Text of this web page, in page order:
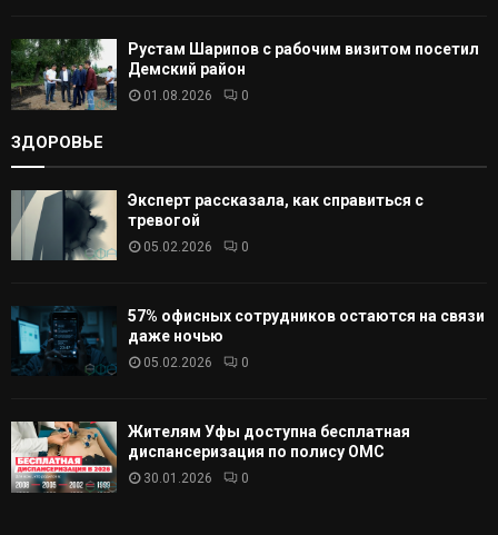
Рустам Шарипов с рабочим визитом посетил
Демский район
01.08.2026 0
ЗДОРОВЬЕ
Эксперт рассказала, как справиться с
тревогой
05.02.2026 0
57% офисных сотрудников остаются на связи
даже ночью
05.02.2026 0
Жителям Уфы доступна бесплатная
диспансеризация по полису ОМС
30.01.2026 0